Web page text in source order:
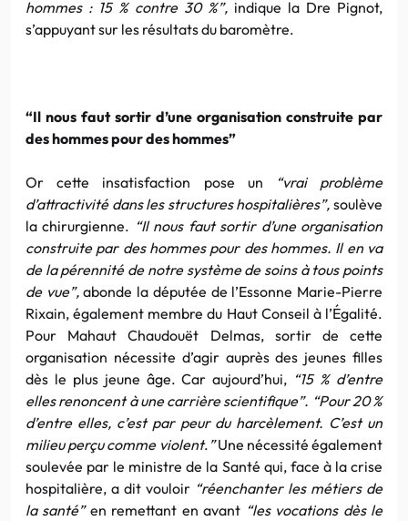
hommes : 15 % contre 30 %”, indique la Dre Pignot,
s’appuyant sur les résultats du baromètre.
“Il nous faut sortir d’une organisation construite par
des hommes pour des hommes”
Or cette insatisfaction pose un
“vrai problème
d’attractivité dans les structures hospitalières”, soulève
la chirurgienne. “Il nous faut sortir d’une organisation
construite par des hommes pour des hommes. Il en va
de la pérennité de notre système de soins à tous points
de vue”,abonde la députée de l’Essonne Marie-Pierre
Rixain, également membre du Haut Conseil à l’Égalité.
Pour Mahaut Chaudouët Delmas, sortir de cette
organisation nécessite d’agir auprès des jeunes filles
dès le plus jeune âge. Car aujourd’hui, “15 % d’entre
elles renoncent à une carrière scientifique”. “Pour 20 %
d’entre elles, c’est par peur du harcèlement. C’est un
milieu perçu comme violent. ”Une nécessité également
soulevée par le ministre de la Santé qui, face à la crise
hospitalière, a dit vouloir “réenchanter les métiers de
la santé”en remettant en avant “les vocations dès le